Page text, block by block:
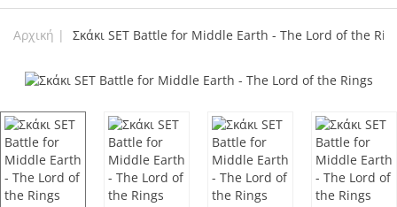
Αρχική Σκάκι SET Battle for Middle Earth - The Lord of the